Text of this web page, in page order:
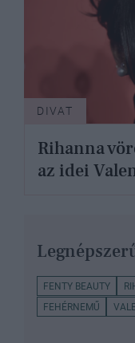
DIVAT
Rihanna
az idei
FENTY BEAUTY
FEHÉRNEMŰ